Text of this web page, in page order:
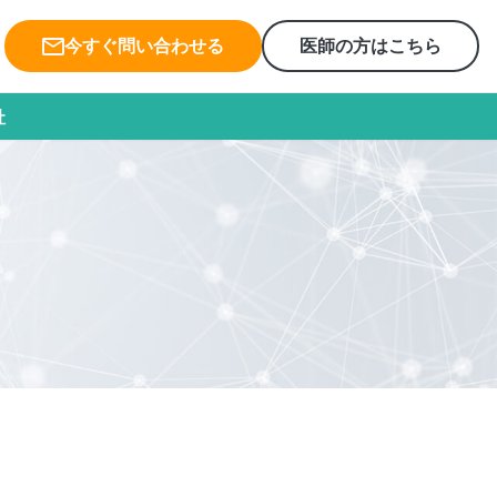
今すぐ問い合わせる 医師の方はこちら